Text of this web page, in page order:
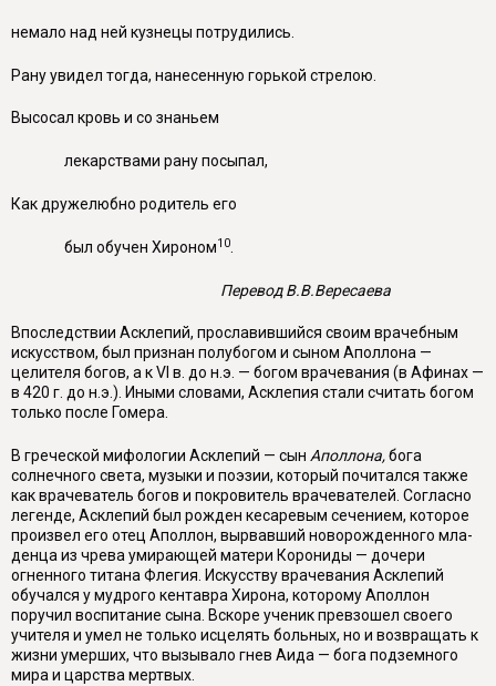
немало над ней кузнецы потрудились.
Рану увидел тогда, нанесенную горькой стрелою.
Высосал кровь и со знаньем
лекарствами рану посыпал,
Как дружелюбно родитель его
был обучен Хироном10
Перевод В.В.Вересаева
Впоследствии Асклепий, прославившийся своим врачебным
искусством, был признан полубогом и сыном Аполлона —
целителя богов, а к VI в. до н.э. — богом врачевания (в Афинах —
в 420 г. до н.э.). Иными словами, Асклепия стали считать богом
только после Гомера.
В греческой мифологии Асклепий — сын Аполлона,бога
солнечного света, музыки и поэзии, который почитался также
как врачеватель богов и покрови­тель врачевателей. Согласно
легенде, Асклепий был рожден кесаревым сече­нием, которое
произвел его отец Аполлон, вырвавший новорожденного мла­
денца из чрева умирающей матери Корониды — дочери
огненного титана Флегия. Искусству врачевания Асклепий
обучался у мудрого кентавра Хирона, которому Аполлон
поручил воспитание сына. Вскоре ученик превзошел своего
учителя и умел не только исцелять больных, но и возвращать к
жизни умерших, что вызывало гнев Аида — бога подземного
мира и царства мертвых.